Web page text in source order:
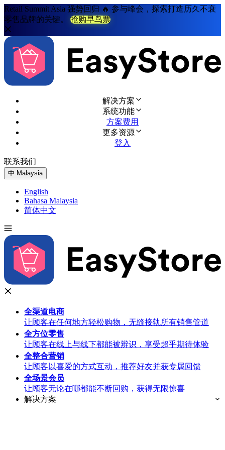
Retail Summit Asia 强势回归 🔥 参与峰会，探索打造历久不衰
零售品牌的关键。
抢购早鸟票
解决方案
系统功能
方案费用
更多资源
登入
联系我们
中 Malaysia
English
Bahasa Malaysia
简体中文
全渠道电商
让顾客在任何地方轻松购物，无缝接轨所有销售管道
全方位零售
让顾客在线上与线下都能被辨识，享受超乎期待体验
全整合营销
让顾客以喜爱的方式互动，推荐好友并获专属回馈
全场景会员
让顾客无论在哪都能不断回购，获得无限惊喜
解决方案